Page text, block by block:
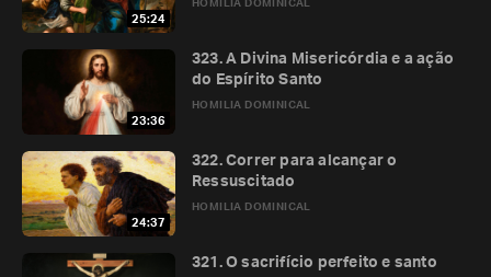
25:24
HOMILIA DOMINICAL
23:36
HOMILIA DOMINICAL
323. A Divina Misericórdia e a ação
do Espírito Santo
24:37
HOMILIA DOMINICAL
322. Correr para alcançar o
Ressuscitado
321. O sacrifício perfeito e santo